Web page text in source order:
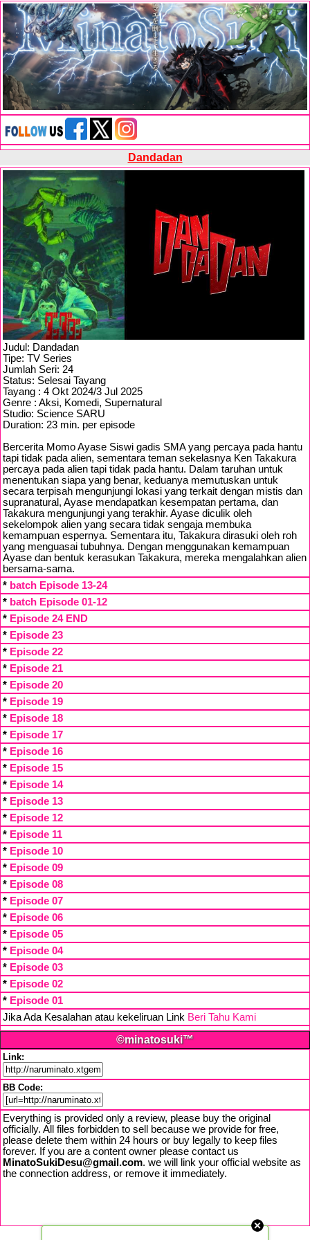
Dandadan
Judul: Dandadan
Tipe: TV Series
Jumlah Seri: 24
Status: Selesai Tayang
Tayang : 4 Okt 2024/3 Jul 2025
Genre : Aksi, Komedi, Supernatural
Studio: Science SARU
Duration: 23 min. per episode
Bercerita Momo Ayase Siswi gadis SMA yang percaya pada hantu
tapi tidak pada alien, sementara teman sekelasnya Ken Takakura
percaya pada alien tapi tidak pada hantu. Dalam taruhan untuk
menentukan siapa yang benar, keduanya memutuskan untuk
secara terpisah mengunjungi lokasi yang terkait dengan mistis dan
supranatural, Ayase mendapatkan kesempatan pertama, dan
Takakura mengunjungi yang terakhir. Ayase diculik oleh
sekelompok alien yang secara tidak sengaja membuka
kemampuan espernya. Sementara itu, Takakura dirasuki oleh roh
yang menguasai tubuhnya. Dengan menggunakan kemampuan
Ayase dan bentuk kerasukan Takakura, mereka mengalahkan alien
bersama-sama.
* batch Episode 13-24
* batch Episode 01-12
* Episode 24 END
* Episode 23
* Episode 22
* Episode 21
* Episode 20
* Episode 19
* Episode 18
* Episode 17
* Episode 16
* Episode 15
* Episode 14
* Episode 13
* Episode 12
* Episode 11
* Episode 10
* Episode 09
* Episode 08
* Episode 07
* Episode 06
* Episode 05
* Episode 04
* Episode 03
* Episode 02
* Episode 01
Jika Ada Kesalahan atau kekeliruan Link Beri Tahu Kami
©minatosuki™
Link:
BB Code:
Everything is provided only a review, please buy the original
officially. All files forbidden to sell because we provide for free,
please delete them within 24 hours or buy legally to keep files
forever. If you are a content owner please contact us
MinatoSukiDesu@gmail.com. we will link your official website as
the connection address, or remove it immediately.